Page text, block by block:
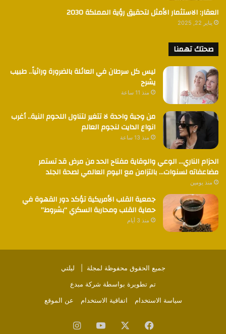
العقار: الاستثمار الأمثل لتحقيق رؤية المملكة 2030
يناير 22, 2025
صحتك تهمنا
ليس كل سرطان في العائلة بالضرورة وراثياً.. طبيب
يشرح
منذ 11 ساعة
من وجبة واحدة لا تتغير لتناول اللحوم النية.. أغرب
انواع الدايت لنجوم العالم
منذ 13 ساعة
الحزام الناري… الوعي والوقاية مفتاح الحد من مرض قد تستمر
مضاعفاته لسنوات… بالتزامن مع اليوم العالمي لصحة الجلد
منذ يومين
جمعية القلب الأمريكية تؤكد دور القهوة في
حماية القلب ومحاربة السكري “بشروط”
منذ 3 أيام
جميع الحقوق محفوظة لمجلة | ليلتي
تم تطويرة بواسطة شركة مبدع
سياسة الاستخدام
اتفاقية الاستخدام عن الموقع
فيسبوك ‫YouTubeانستقرام